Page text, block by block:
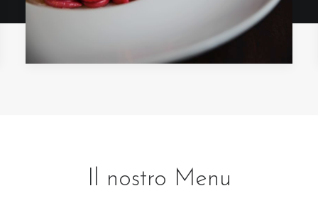
Il nostro Menu